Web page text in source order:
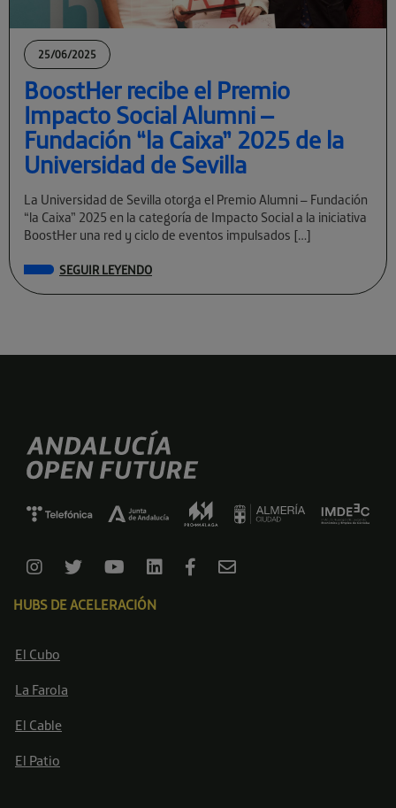
25/06/2025
BoostHer recibe el Premio
Impacto Social Alumni –
Fundación “la Caixa” 2025 de la
Universidad de Sevilla
La Universidad de Sevilla otorga el Premio Alumni – Fundación
“la Caixa” 2025 en la categoría de Impacto Social a la iniciativa
BoostHer una red y ciclo de eventos impulsados […]
SEGUIR LEYENDO
HUBS DE ACELERACIÓN
El Cubo
La Farola
El Cable
El Patio